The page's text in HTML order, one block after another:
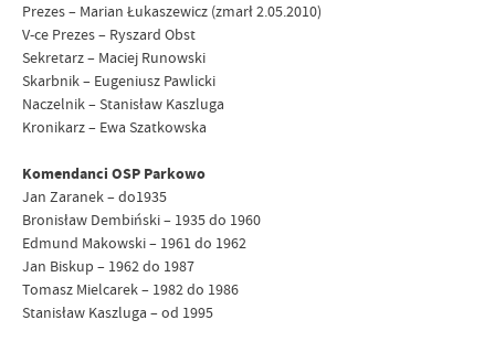
Prezes – Marian Łukaszewicz (zmarł 2.05.2010)
V-ce Prezes – Ryszard Obst
Sekretarz – Maciej Runowski
Skarbnik – Eugeniusz Pawlicki
Naczelnik – Stanisław Kaszluga
Kronikarz – Ewa Szatkowska
Komendanci OSP Parkowo
Jan Zaranek – do1935
Bronisław Dembiński – 1935 do 1960
Edmund Makowski – 1961 do 1962
Jan Biskup – 1962 do 1987
Tomasz Mielcarek – 1982 do 1986
Stanisław Kaszluga – od 1995